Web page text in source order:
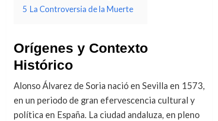
5 La Controversia de la Muerte
Orígenes y Contexto
Histórico
Alonso Álvarez de Soria nació en Sevilla en 1573,
en un periodo de gran efervescencia cultural y
política en España. La ciudad andaluza, en pleno